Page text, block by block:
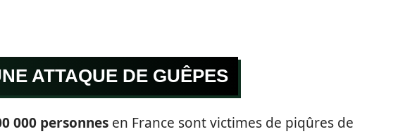
ATTAQUE DE GUÊPES
000 personnes en France sont victimes de piqûres de